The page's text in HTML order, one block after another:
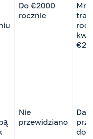
Do €2000
rocznie
Nie
przewidziano
do